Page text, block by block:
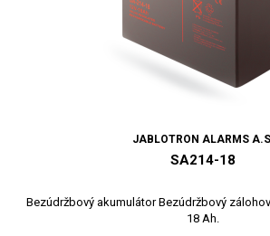
JABLOTRON ALARMS
SA214-18
Bezúdržbový akumulátor Bezúdržbový
18 Ah.